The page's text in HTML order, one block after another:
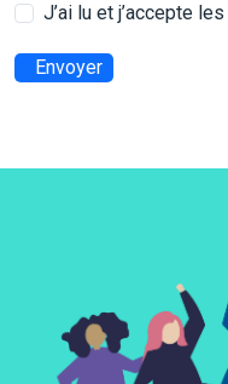
J’ai lu et j’accepte les
Envoyer